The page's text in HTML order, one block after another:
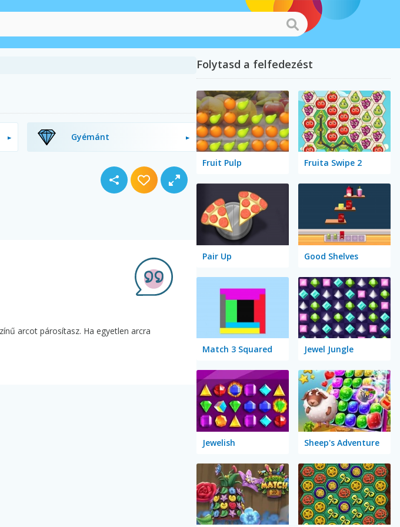
Gyémánt
arcot párosítasz. Ha egyetlen arcra
Folytasd a felfedezést
Fruit Pulp Fruita Swipe 2
Pair Up Good Shelves
Match 3 Squared Jewel Jungle
Jewelish Sheep's Adventure